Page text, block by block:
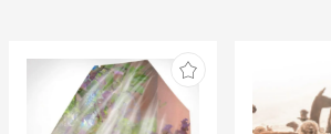
ズ 六本木ヒ
ーパー・デラ